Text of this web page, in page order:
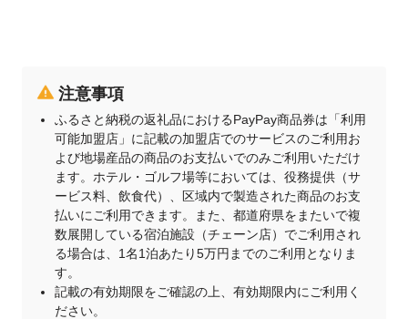
注意事項
ふるさと納税の返礼品におけるPayPay商品券は「利用
可能加盟店」に記載の加盟店でのサービスのご利用お
よび地場産品の商品のお支払いでのみご利用いただけ
ます。ホテル・ゴルフ場等においては、役務提供（サ
ービス料、飲食代）、区域内で製造された商品のお支
払いにご利用できます。また、都道府県をまたいで複
数展開している宿泊施設（チェーン店）でご利用され
る場合は、1名1泊あたり5万円までのご利用となりま
す。
記載の有効期限をご確認の上、有効期限内にご利用く
ださい。